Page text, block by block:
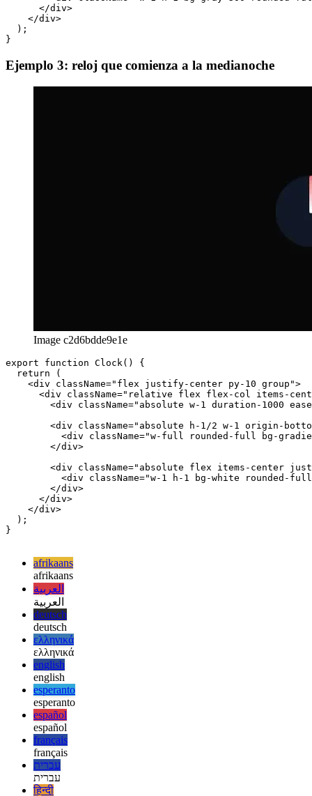
<div className="w-2/3 h-full bg-gray-300
      </div>
<div className="absolute flex justify-center
      </div>
    </div>
Image c2d6bdde9e1e
  return (
    <div className="flex justify-center py-10 group">
<div className="relative flex flex-col items-
<div className="absolute h-1/2 w-1 origin-
<div className="w-full rounded-full bg-
        </div>
<div className="absolute flex items-center
<div className="w-1 h-1 bg-white rounded-
    </div>
afrikaans
afrikaans
العربية
العربية
deutsch
deutsch
ελληνικά
ελληνικά
english
english
esperanto
esperanto
español
español